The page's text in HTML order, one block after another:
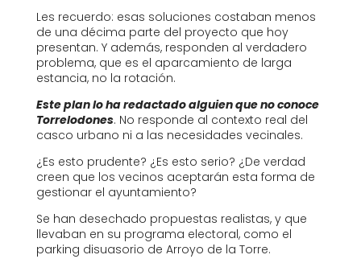
Les recuerdo: esas soluciones costaban menos
de una décima parte del proyecto que hoy
presentan. Y además, responden al verdadero
problema, que es el aparcamiento de larga
estancia, no la rotación.
Este plan lo ha redactado alguien que no conoce
Torrelodones. No responde al contexto real del
casco urbano ni a las necesidades vecinales.
¿Es esto prudente? ¿Es esto serio? ¿De verdad
creen que los vecinos aceptarán esta forma de
gestionar el ayuntamiento?
Se han desechado propuestas realistas, y que
llevaban en su programa electoral, como el
parking disuasorio de Arroyo de la Torre.